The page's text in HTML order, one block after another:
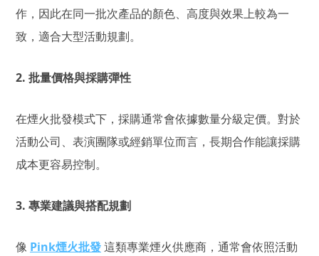
作，因此在同一批次產品的顏色、高度與效果上較為一
致，適合大型活動規劃。
2. 批量價格與採購彈性
在煙火批發模式下，採購通常會依據數量分級定價。對於
活動公司、表演團隊或經銷單位而言，長期合作能讓採購
成本更容易控制。
3. 專業建議與搭配規劃
像 Pink煙火批發這類專業煙火供應商，通常會依照活動